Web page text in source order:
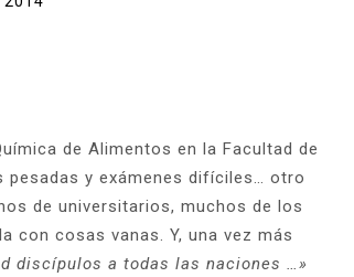
de Alimentos en la Facultad de
pesadas y exámenes difíciles… otro
de universitarios, muchos de los
con cosas vanas. Y, una vez más
discípulos a todas las naciones …»